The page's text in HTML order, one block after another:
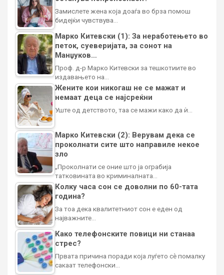
Замислете жена која доаѓа во брза помош
бидејќи чувствува…
Марко Китевски (1): За неработењето во
петок, суеверијата, за сонот на
Манџуков…
Проф. д-р Марко Китевски за тешкотиите во
издавањето на…
Жените кои никогаш не се мажат и
немаат деца се најсреќни
Уште од детството, таа се мажи како да ѝ…
Марко Китевски (2): Верувам дека се
проколнати сите што направиле некое
зло
„Проколнати се оние што ја ограбија
татковината во криминалната…
Колку часа сон се доволни по 60-тата
година?
За тоа дека квалитетниот сон е еден од
најважните…
Како телефонските повици ни станаа
стрес?
Првата причина поради која луѓето сè помалку
сакаат телефонски…